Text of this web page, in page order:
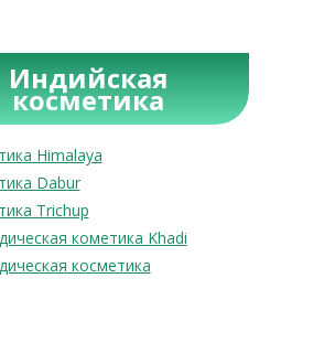
Индийская
косметика
Himalaya
Dabur
Trichup
кометика Khadi
косметика